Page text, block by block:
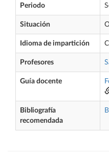
Periodo
Situación
Idioma de impartición
Profesores
Guía docente
Bibliografía
recomendada